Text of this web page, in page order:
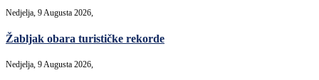
Nedjelja, 9 Augusta 2026,
Žabljak obara turističke rekorde
Nedjelja, 9 Augusta 2026,